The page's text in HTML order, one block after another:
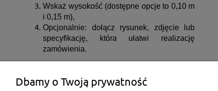
Wskaż wysokość (dostępne opcje to 0,10 m
i 0,15 m),
Opcjonalnie: dołącz rysunek, zdjęcie lub
specyfikację, która ułatwi realizację
zamówienia.
ZAKUPY
Dbamy o Twoją prywatność